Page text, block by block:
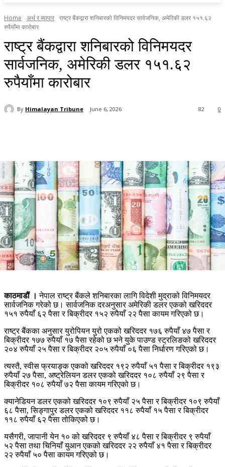
Home अर्थ र ब्यापार राष्ट्र बैंकद्वारा शनिबारको विनिमयदर सार्वजनिक, अमेरिकी डलर १५१.६२
रुपैयाँमा कारोबार
राष्ट्र बैंकद्वारा शनिबारको विनिमयदर
सार्वजनिक, अमेरिकी डलर १५१.६२
रुपैयाँमा कारोबार
By Himalayan Tribune June 6, 2026 0
82
काठमाडौं । नेपाल राष्ट्र बैंकले शनिबारका लागि विदेशी मुद्राको विनिमयदर
सार्वजनिक गरेको छ। सार्वजनिक दरअनुसार अमेरिकी डलर एकको खरिददर
१५१ रुपैयाँ ६२ पैसा र बिक्रीदर १५२ रुपैयाँ २२ पैसा कायम गरिएको छ।
राष्ट्र बैंकका अनुसार युरोपियन युरो एकको खरिददर १७६ रुपैयाँ ४७ पैसा र
बिक्रीदर १७७ रुपैयाँ १७ पैसा रहेको छ भने युके पाउण्ड स्ट्रलिङको खरिददर
२०४ रुपैयाँ २५ पैसा र बिक्रीदर २०५ रुपैयाँ ०६ पैसा निर्धारण गरिएको छ।
त्यस्तै, स्वीस फ्रयाङ्क एकको खरिददर १९२ रुपैयाँ ५१ पैसा र बिक्रीदर १९३
रुपैयाँ २७ पैसा, अष्ट्रेलियन डलर एकको खरिददर १०८ रुपैयाँ २९ पैसा र
बिक्रीदर १०८ रुपैयाँ ७२ पैसा कायम गरिएको छ।
क्यानेडियन डलर एकको खरिददर १०९ रुपैयाँ २५ पैसा र बिक्रीदर १०९ रुपैयाँ
६८ पैसा, सिङ्गापुर डलर एकको खरिददर ११८ रुपैयाँ १५ पैसा र बिक्रीदर
११८ रुपैयाँ ६२ पैसा तोकिएको छ।
यसैगरी, जापानी येन १० को खरिददर ९ रुपैयाँ ४८ पैसा र बिक्रीदर ९ रुपैयाँ
५२ पैसा तथा चिनियाँ युआन एकको खरिददर २२ रुपैयाँ ४१ पैसा र बिक्रीदर
२२ रुपैयाँ ५० पैसा कायम गरिएको छ।